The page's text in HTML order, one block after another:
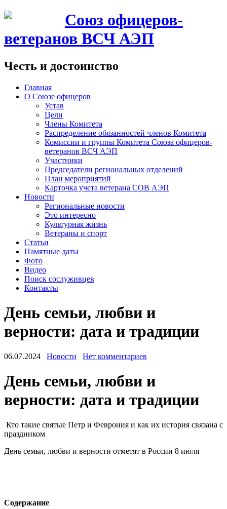
Союз офицеров-
ветеранов ВСЧ АЭП
Честь и достоинство
Главная
О Союзе офицеров
Устав
Цели
Члены Комитета
Распределение обязанностей членов Комитета
Комиссии и группы Комитета Союза офицеров-
ветеранов ВСЧ АЭП
Участники
Председатели региональных отделений
План мероприятий
Карточка учета ветерана CОВ АЭП
Новости
Региональные новости
Это интересно
Культурная жизнь
Ветераны и спорт
Статьи
Памятные даты
Фото
Видео
Поиск сослуживцев
Контакты
День семьи, любви и
верности: дата и традиции
06.07.2024 Новости Нет комментариев
День семьи, любви и
верности: дата и традиции
Кто такие святые Петр и Феврония и как их история связана с
праздником
День семьи, любви и верности отметят в России 8 июля
Содержание